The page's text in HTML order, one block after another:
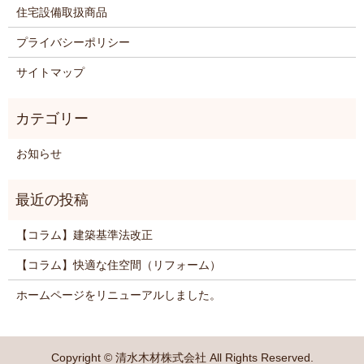
住宅設備取扱商品
プライバシーポリシー
サイトマップ
お知らせ
【コラム】建築基準法改正
【コラム】快適な住空間（リフォーム）
ホームページをリニューアルしました。
Copyright © 清水木材株式会社 All Rights Reserved.